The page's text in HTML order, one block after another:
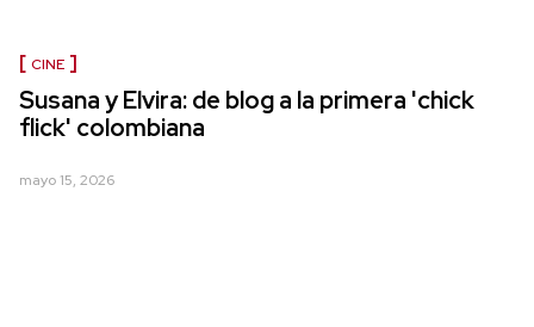
CINE
Susana y Elvira: de blog a la primera 'chick
flick' colombiana
mayo 15, 2026